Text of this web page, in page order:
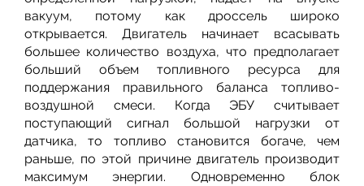
вакуум, потому как дроссель широко
открывается. Двигатель начинает всасывать
большее количество воздуха, что предполагает
больший объем топливного ресурса для
поддержания правильного баланса топливо-
воздушной смеси. Когда ЭБУ считывает
поступающий сигнал большой нагрузки от
датчика, то топливо становится богаче, чем
раньше, по этой причине двигатель производит
максимум энергии. Одновременно блок